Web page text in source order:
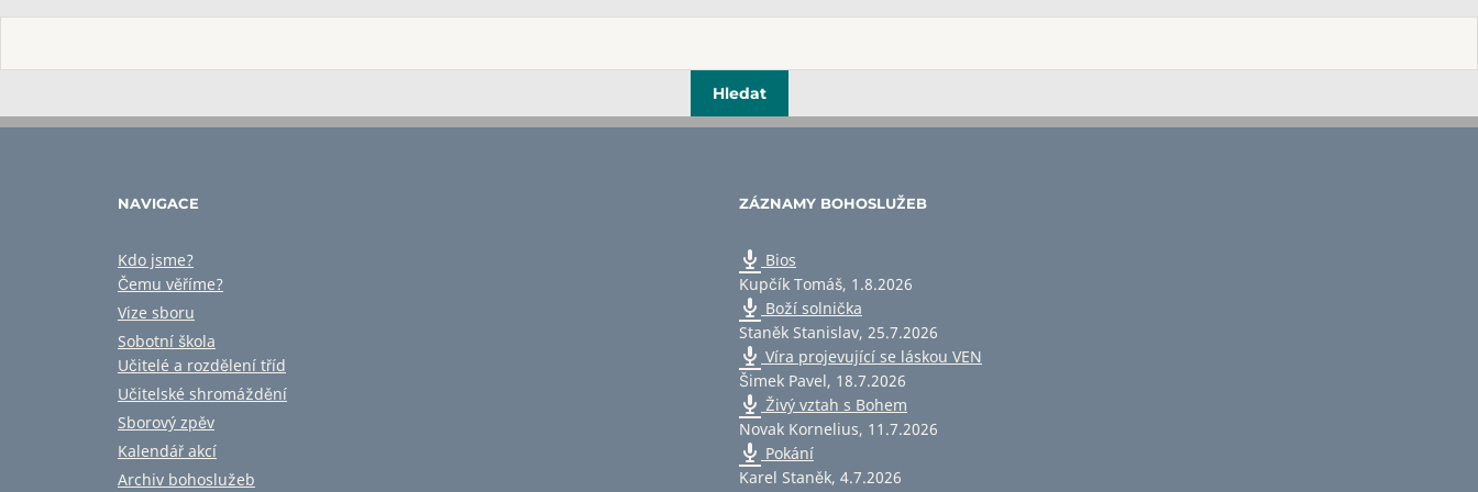
NAVIGACE
Kdo jsme?
Čemu věříme?
Vize sboru
Sobotní škola
Učitelé a rozdělení tříd
Učitelské shromáždění
Sborový zpěv
Kalendář akcí
Archiv bohoslužeb
ZÁZNAMY BOHOSLUŽEB
Bios
Kupčík Tomáš, 1.8.2026
Boží solnička
Staněk Stanislav, 25.7.2026
Víra projevující se láskou VEN
Šimek Pavel, 18.7.2026
Živý vztah s Bohem
Novak Kornelius, 11.7.2026
Pokání
Karel Staněk, 4.7.2026